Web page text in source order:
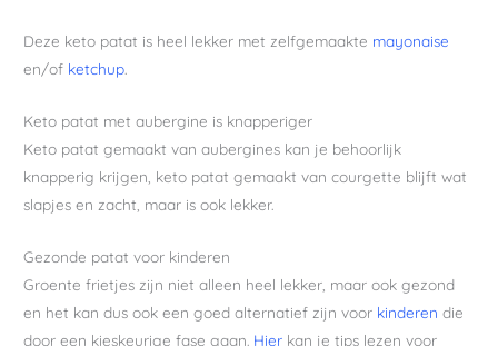
Deze keto patat is heel lekker met zelfgemaakte mayonaise
en/of ketchup.
Keto patat met aubergine is knapperiger
Keto patat gemaakt van aubergines kan je behoorlijk
knapperig krijgen, keto patat gemaakt van courgette blijft wat
slapjes en zacht, maar is ook lekker.
Gezonde patat voor kinderen
Groente frietjes zijn niet alleen heel lekker, maar ook gezond
en het kan dus ook een goed alternatief zijn voor kinderen die
door een kieskeurige fase gaan. Hier kan je tips lezen voor